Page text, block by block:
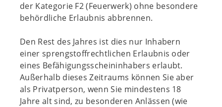
der Kategorie F2 (Feuerwerk) ohne besondere
behördliche Erlaubnis abbrennen.
Den Rest des Jahres ist dies nur Inhabern
einer sprengstoffrechtlichen Erlaubnis oder
eines Befähigungsscheininhabers erlaubt.
Außerhalb dieses Zeitraums können Sie aber
als Privatperson, wenn Sie mindestens 18
Jahre alt sind, zu besonderen Anlässen (wie